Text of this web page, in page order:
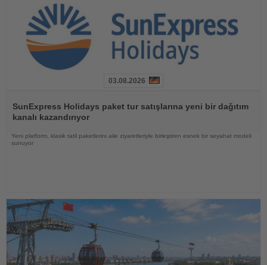
Oku
03.08.2026
SunExpress Holidays paket tur satışlarına yeni bir dağıtım
kanalı kazandırıyor
Yeni platform, klasik tatil paketlerini aile ziyaretleriyle birleştiren esnek bir seyahat modeli
sunuyor